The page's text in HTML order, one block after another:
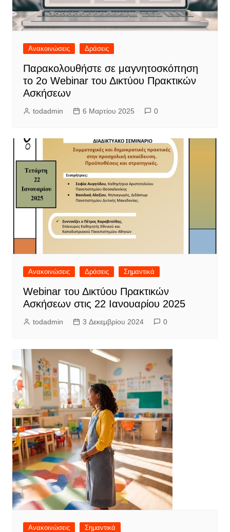
Ανακοινώσεις Δράσεις
Παρακολουθήστε σε μαγνητοσκόπηση
το 2o Webinar του Δικτύου Πρακτικών
Ασκήσεων
todadmin 6 Μαρτίου 2025 0
Ανακοινώσεις Δράσεις Σημαντικά
Webinar του Δικτύου Πρακτικών
Ασκήσεων στις 22 Ιανουαρίου 2025
todadmin 3 Δεκεμβρίου 2024 0
Ανακοινώσεις Σημαντικά